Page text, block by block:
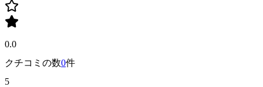
0.0
クチコミの数0件
5